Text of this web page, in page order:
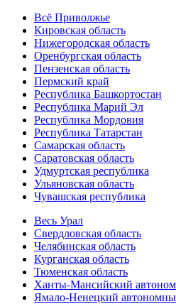
Всё Приволжье
Кировская область
Нижегородская область
Оренбургская область
Пензенская область
Пермский край
Республика Башкортостан
Республика Марий Эл
Республика Мордовия
Республика Татарстан
Самарская область
Саратовская область
Удмуртская республика
Ульяновская область
Чувашская республика
Весь Урал
Свердловская область
Челябинская область
Курганская область
Тюменская область
Ханты-Мансийский
Ямало-Ненецкий